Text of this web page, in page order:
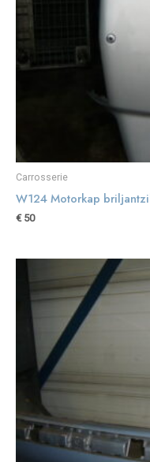
Carrosserie
W124 Motorkap
€50